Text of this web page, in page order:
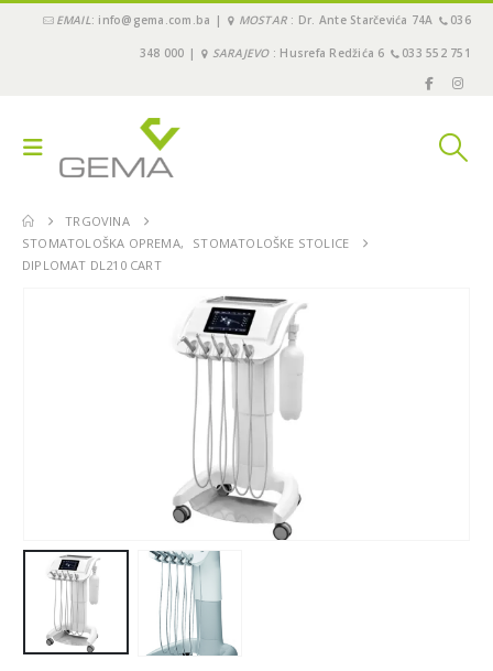
EMAIL: info@gema.com.ba | MOSTAR : Dr. Ante Starčevića 74A 036
348 000 | SARAJEVO: Husrefa Redžića 6 033 552 751
TRGOVINA
STOMATOLOŠKA OPREMA,
STOMATOLOŠKE STOLICE
DIPLOMAT DL210 CART